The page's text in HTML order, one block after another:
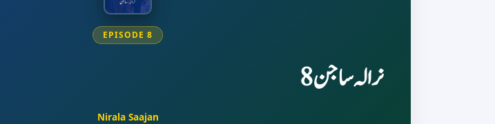
EPISODE 8
نرالہ ساجن 8
Nirala Saajan